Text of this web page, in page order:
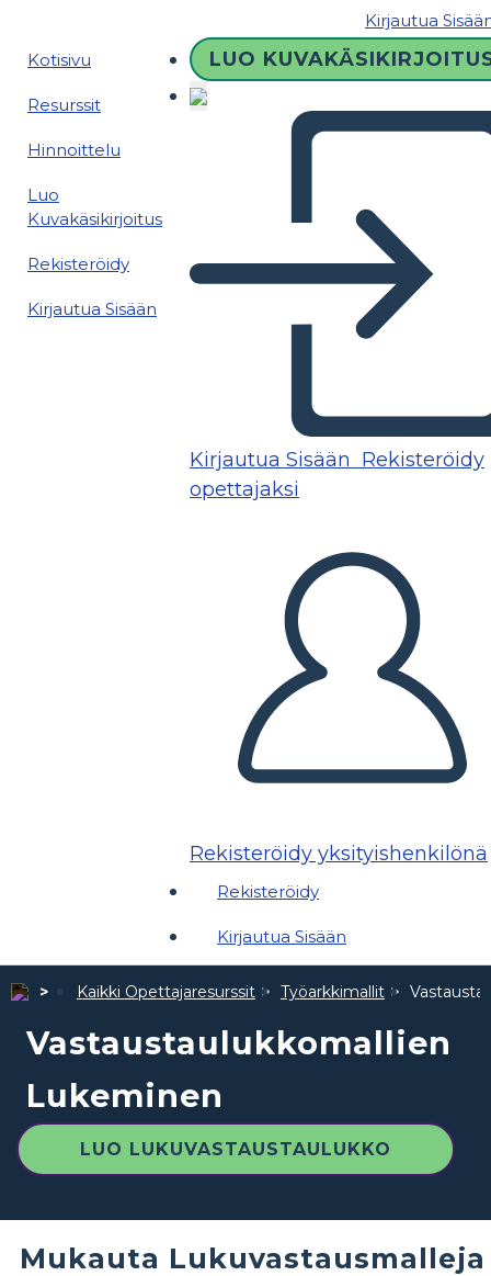
Kirjautua
Kotisivu
Resurssit
Hinnoittelu
Luo
Kuvakäsikirjoitus
Rekisteröidy
Kirjautua Sisään
LUO
Kirjautua Sisään Rekisteröidy
opettajaksi
Rekisteröidy yksityishenkilönä
Rekisteröidy
Kirjautua Sisään
Kaikki Opettajaresurssit Työarkkimallit
Vastaustaulukkomallien
Lukeminen
LUO LUKUVASTAUSTAULUKKO
Mukauta Lukuvastausmalleja